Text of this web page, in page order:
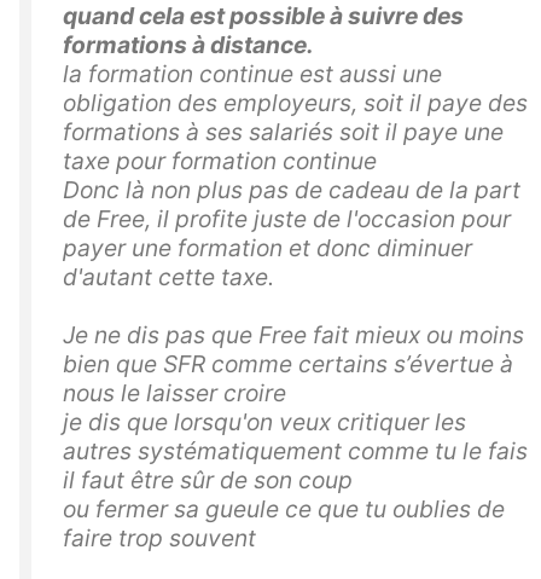
quand cela est possible à suivre des
formations à distance.
la formation continue est aussi une
obligation des employeurs, soit il paye des
formations à ses salariés soit il paye une
taxe pour formation continue
Donc là non plus pas de cadeau de la part
de Free, il profite juste de l'occasion pour
payer une formation et donc diminuer
d'autant cette taxe.
Je ne dis pas que Free fait mieux ou moins
bien que SFR comme certains s’évertue à
nous le laisser croire
je dis que lorsqu'on veux critiquer les
autres systématiquement comme tu le fais
il faut être sûr de son coup
ou fermer sa gueule ce que tu oublies de
faire trop souvent